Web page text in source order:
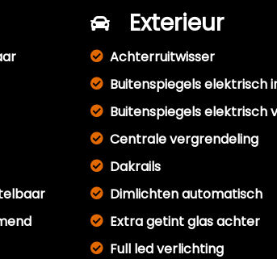
Exterieur
Achterruitwisser
Buitenspiegels elektrisch
Buitenspiegels
Centrale vergrendeling
Dakrails
Dimlichten automatisch
Extra getint glas achter
Full led verlichting